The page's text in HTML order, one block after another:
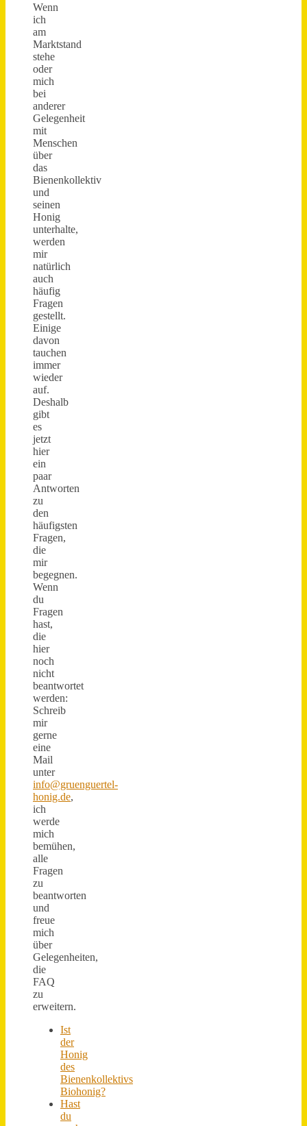
Wenn
ich
am
Marktstand
stehe
oder
mich
bei
anderer
Gelegenheit
mit
Menschen
über
das
Bienenkollektiv
und
seinen
Honig
unterhalte,
werden
mir
natürlich
auch
häufig
Fragen
gestellt.
Einige
davon
tauchen
immer
wieder
auf.
Deshalb
gibt
es
jetzt
hier
ein
paar
Antworten
zu
den
häufigsten
Fragen,
die
mir
begegnen.
Wenn
du
Fragen
hast,
die
hier
noch
nicht
beantwortet
werden:
Schreib
mir
gerne
eine
Mail
unter
info@gruenguertel-
honig.de,
ich
werde
mich
bemühen,
alle
Fragen
zu
beantworten
und
freue
mich
über
Gelegenheiten,
die
FAQ
zu
erweitern.
Ist
der
Honig
des
Bienenkollektivs
Biohonig?
Hast
du